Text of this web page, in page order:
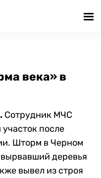
века» в
Сотрудник МЧС
после
Шторм в Черном
деревья
вывел из строя